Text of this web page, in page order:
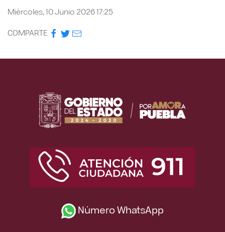
Miércoles, 10 Junio 2026 17:25
COMPARTE
Número WhatsApp